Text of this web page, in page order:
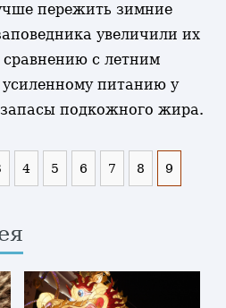
пережить зимние
увеличили их
с летним
питанию у
подкожного жира.
4 5 6 7 8 9